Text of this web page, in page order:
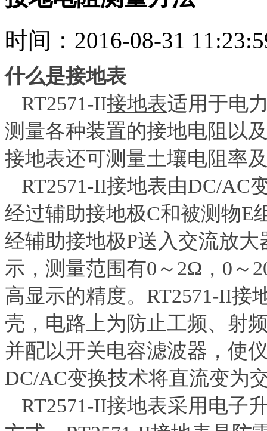
时间： 2016-08-31
什么是接地表
RT2571-II接地表适用于电
测量各种装置的接地电阻以
接地表还可测量土壤电阻率
RT2571-II接地表由DC/AC
经过辅助接地极C和被测物E
经辅助接地极P送入交流放
示，测量范围有0～2Ω，0～
高显示的精度。RT2571-II接
壳，电路上为防止工频、射
并配以开关电容滤波器，使
DC/AC变换技术将直流变为
RT2571-II接地表采用电子